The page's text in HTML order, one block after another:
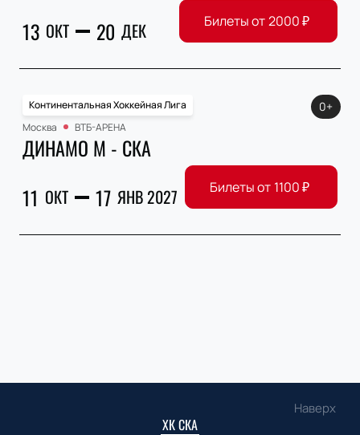
13 ОКТ 20 ДЕК Билеты от2000₽
Континентальная Хоккейная Лига
Москва
ВТБ-АРЕНА
ДИНАМО М - СКА
11 ОКТ 17 ЯНВ 2027
0+
Билеты от 1100₽
Наверх
ХК СКА